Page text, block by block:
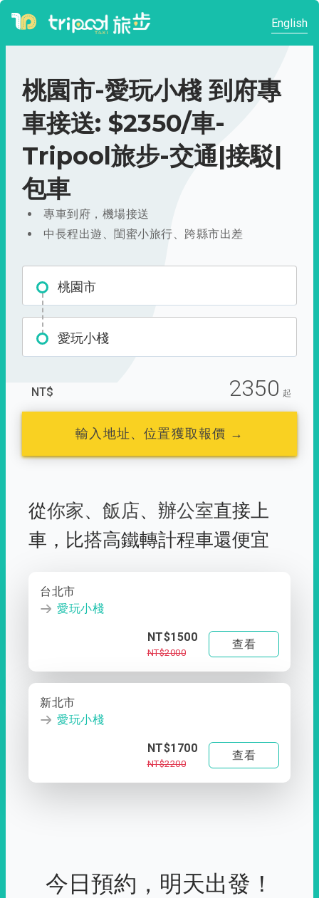
English
桃園市-愛玩小棧 到府專
車接送: $2350/車-
Tripool旅步-交通|接駁|
包車
專車到府，機場接送
中長程出遊、閨蜜小旅行、跨縣市出差
桃園市
愛玩小棧
NT$ 2350 起
輸入地址、位置獲取報價 →
從你家、 飯店、 辦公室直接上
車， 比搭高鐵轉計程車還便宜
台北市
愛玩小棧
NT$1500
NT$2000
查看
新北市
愛玩小棧
NT$1700
NT$2200
查看
今日預約，明天出發！